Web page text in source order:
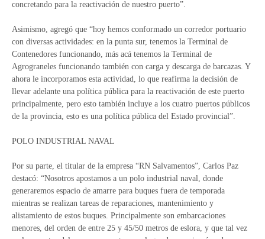
concretando para la reactivación de nuestro puerto”.
Asimismo, agregó que “hoy hemos conformado un corredor portuario
con diversas actividades: en la punta sur, tenemos la Terminal de
Contenedores funcionando, más acá tenemos la Terminal de
Agrograneles funcionando también con carga y descarga de barcazas. Y
ahora le incorporamos esta actividad, lo que reafirma la decisión de
llevar adelante una política pública para la reactivación de este puerto
principalmente, pero esto también incluye a los cuatro puertos públicos
de la provincia, esto es una política pública del Estado provincial”.
POLO INDUSTRIAL NAVAL
Por su parte, el titular de la empresa “RN Salvamentos”, Carlos Paz
destacó: “Nosotros apostamos a un polo industrial naval, donde
generaremos espacio de amarre para buques fuera de temporada
mientras se realizan tareas de reparaciones, mantenimiento y
alistamiento de estos buques. Principalmente son embarcaciones
menores, del orden de entre 25 y 45/50 metros de eslora, y que tal vez